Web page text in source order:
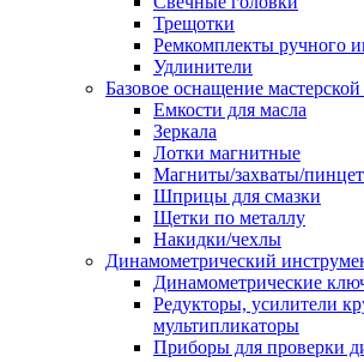
Трещотки
Ремкомплекты ручного
Удлинители
Базовое оснащение
Емкости для масла
Зеркала
Лотки магнитные
Магниты/захваты/
Шприцы для смазки
Щетки по металлу
Накидки/чехлы
Динамометрический
Динамометрические
Редукторы, усилители
мультипликаторы
Приборы для проверки